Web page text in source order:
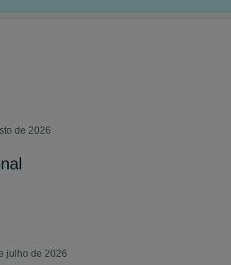
de 2026
julho de 2026